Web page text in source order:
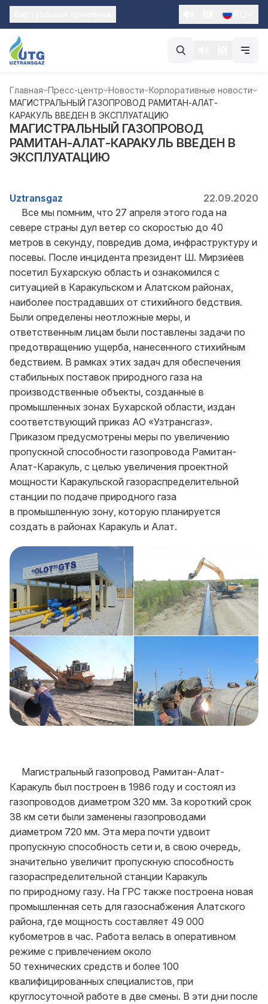
Главная Пресс-центр Новости Корпоративные новости
МАГИСТРАЛЬНЫЙ ГАЗОПРОВОД РАМИТАН-АЛАТ-
КАРАКУЛЬ ВВЕДЕН В ЭКСПЛУАТАЦИЮ
МАГИСТРАЛЬНЫЙ ГАЗОПРОВОД
РАМИТАН-АЛАТ-КАРАКУЛЬ ВВЕДЕН В
ЭКСПЛУАТАЦИЮ
Uztransgaz
22.09.2020
Все мы помним, что 27 апреля этого года на
севере страны дул ветер со скоростью до 40
метров в секунду, повредив дома, инфраструктуру и
посевы. После инцидента президент Ш. Мирзиёев
посетил Бухарскую область и ознакомился с
ситуацией в Каракульском и Алатском районах,
наиболее пострадавших от стихийного бедствия.
Были определены неотложные меры, и
ответственным лицам были поставлены задачи по
предотвращению ущерба, нанесенного стихийным
бедствием. В рамках этих задач для обеспечения
стабильных поставок природного газа на
производственные объекты, созданные в
промышленных зонах Бухарской области, издан
соответствующий приказ АО «Узтрансгаз».
Приказом предусмотрены меры по увеличению
пропускной способности газопровода Рамитан-
Алат-Каракуль, с целью увеличения проектной
мощности Каракульской газораспределительной
станции по подаче природного газа
в промышленную зону, которую планируется
создать в районах Каракуль и Алат.
Магистральный газопровод Рамитан-Алат-
Каракуль был построен в 1986 году и состоял из
газопроводов диаметром 320 мм. За короткий срок
38 км сети были заменены газопроводами
диаметром 720 мм. Эта мера почти удвоит
пропускную способность сети и, в свою очередь,
значительно увеличит пропускную способность
газораспределительной станции Каракуль
по природному газу. На ГРС также построена новая
промышленная сеть для газоснабжения Алатского
района, где мощность составляет 49 000
кубометров в час. Работа велась в оперативном
режиме с привлечением около
50 технических средств и более 100
квалифицированных специалистов, при
круглосуточной работе в две смены. В эти дни после